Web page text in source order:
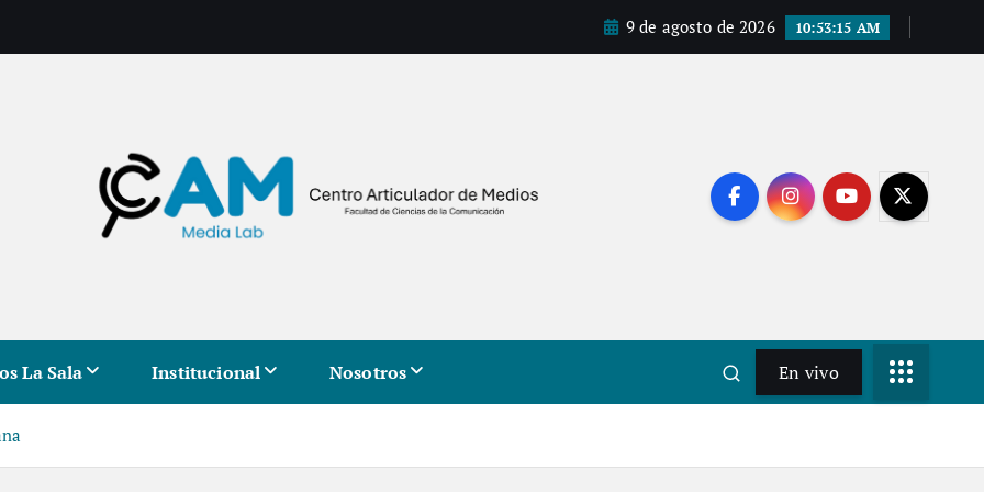
9 de agosto de 2026 10:53:16 AM
La Sala Institucional Nosotros En vivo